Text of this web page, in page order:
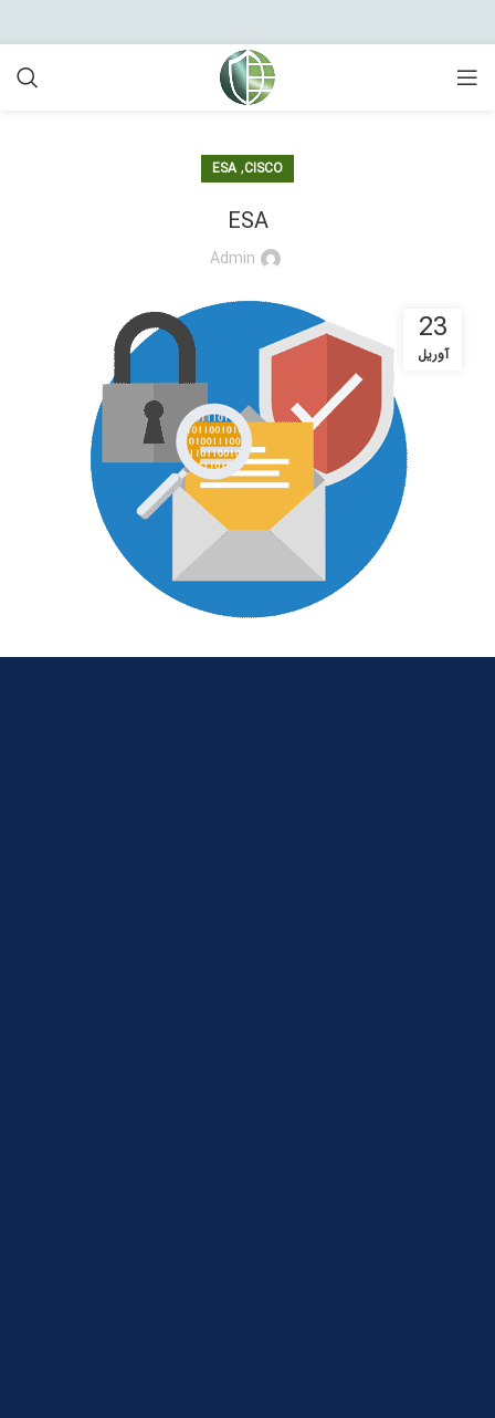
CISCO
,
ESA
ESA
Admin
23
آوریل